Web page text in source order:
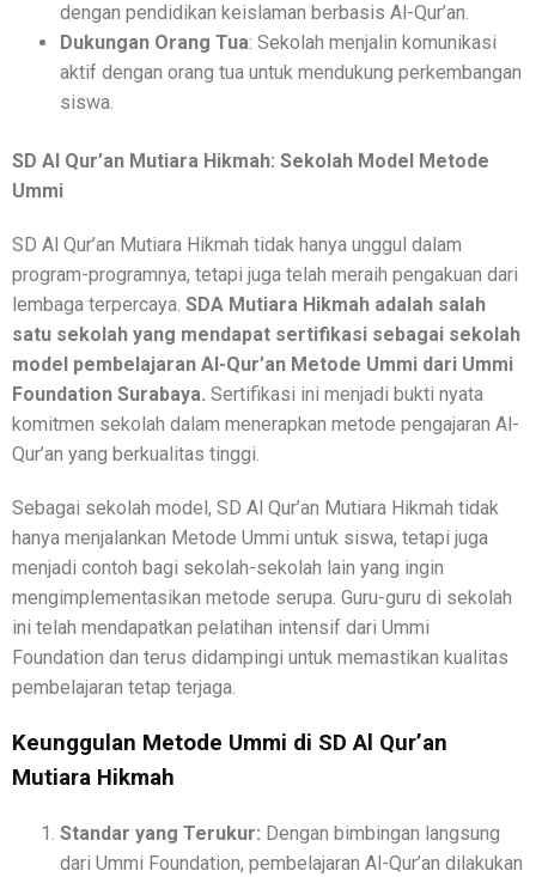
dengan pendidikan keislaman berbasis Al-Qur’an.
Dukungan Orang Tua: Sekolah menjalin komunikasi
aktif dengan orang tua untuk mendukung perkembangan
siswa.
SD Al Qur’an Mutiara Hikmah: Sekolah Model Metode
Ummi
SD Al Qur’an Mutiara Hikmah tidak hanya unggul dalam
program-programnya, tetapi juga telah meraih pengakuan dari
lembaga terpercaya. SDA Mutiara Hikmah adalah salah
satu sekolah yang mendapat sertifikasi sebagai sekolah
model pembelajaran Al-Qur’an Metode Ummi dari Ummi
Foundation Surabaya. Sertifikasi ini menjadi bukti nyata
komitmen sekolah dalam menerapkan metode pengajaran Al-
Qur’an yang berkualitas tinggi.
Sebagai sekolah model, SD Al Qur’an Mutiara Hikmah tidak
hanya menjalankan Metode Ummi untuk siswa, tetapi juga
menjadi contoh bagi sekolah-sekolah lain yang ingin
mengimplementasikan metode serupa. Guru-guru di sekolah
ini telah mendapatkan pelatihan intensif dari Ummi
Foundation dan terus didampingi untuk memastikan kualitas
pembelajaran tetap terjaga.
Keunggulan Metode Ummi di SD Al Qur’an
Mutiara Hikmah
Standar yang Terukur: Dengan bimbingan langsung
dari Ummi Foundation, pembelajaran Al-Qur’an dilakukan